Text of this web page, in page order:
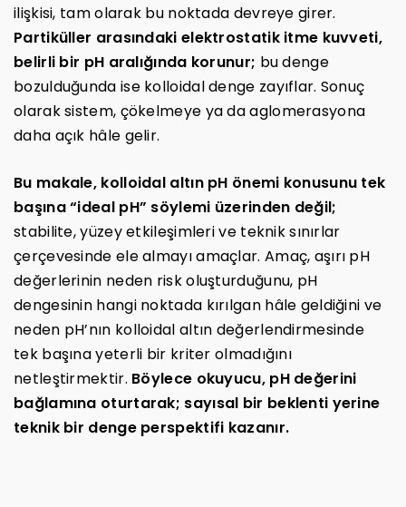
ilişkisi, tam olarak bu noktada devreye girer.
Partiküller arasındaki elektrostatik itme kuvveti,
belirli bir pH aralığında korunur; bu denge
bozulduğunda ise kolloidal denge zayıflar. Sonuç
olarak sistem, çökelmeye ya da aglomerasyona
daha açık hâle gelir.
Bu makale, kolloidal altın pH önemi konusunu tek
başına “ideal pH” söylemi üzerinden değil;
stabilite, yüzey etkileşimleri ve teknik sınırlar
çerçevesinde ele almayı amaçlar. Amaç, aşırı pH
değerlerinin neden risk oluşturduğunu, pH
dengesinin hangi noktada kırılgan hâle geldiğini ve
neden pH’nın kolloidal altın değerlendirmesinde
tek başına yeterli bir kriter olmadığını
netleştirmektir. Böylece okuyucu, pH değerini
bağlamına oturtarak; sayısal bir beklenti yerine
teknik bir denge perspektifi kazanır.